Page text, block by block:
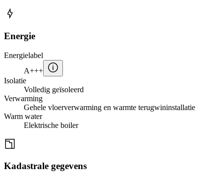
Energie
Energielabel
A+++
Isolatie
Volledig geïsoleerd
Verwarming
Gehele vloerverwarming en warmte terugwininstallatie
Warm water
Elektrische boiler
Kadastrale gegevens